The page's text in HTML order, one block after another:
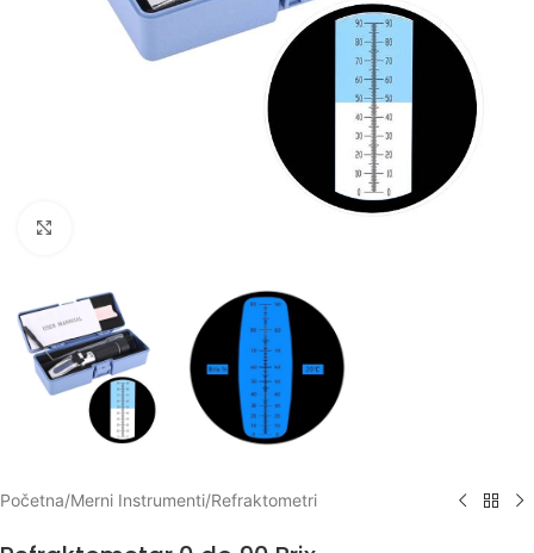
Početna/Merni Instrumenti/Refraktometri